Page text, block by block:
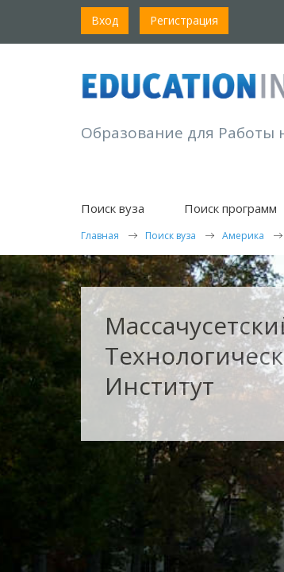
Вход Регистрация
Образование для Работы
Поиск вуза Поиск программ
Главная Поиск вуза Америка
Институт